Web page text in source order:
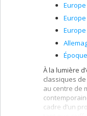
Europe
Europe
Europe
À la lumière
classiques
au centre de
cadre d’un